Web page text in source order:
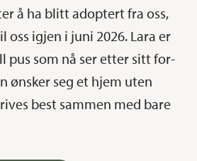
å ha blitt adoptert fra oss,
oss igjen i juni 2026. Lara er
pus som nå ser etter sitt for-
ønsker seg et hjem uten
best sammen med bare